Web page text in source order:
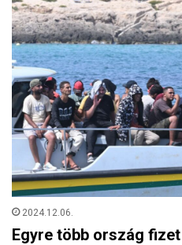
2024.12.06.
Egyre több ország